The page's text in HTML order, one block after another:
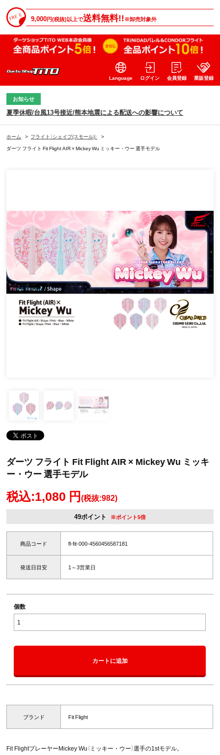
9,000円(税抜)以上で送料無料!!※卸売対象外
Language ログイン 会員登録 業販登録
お知らせ
夏季休暇/台風13号接近/熊本地震による配送への影響について
ホーム > フライト（シェイプ(スモール)）
>
ダーツ フライト Fit Flight AIR × Mickey Wu ミッキー・ウー 選手モデル
ダーツ フライト Fit Flight AIR × Mickey Wu ミッキ
ー・ウー 選手モデル
税込:1,080 円(税抜:982)
49ポイント ※ポイント5倍
商品コード fl-fit-000-4560456587181
発送日目安 1～3営業日
個数
カートに追加
ブランド Fit Flight
Fit FlightプレーヤーMickey Wu（ミッキー・ウー）選手の1stモデル。